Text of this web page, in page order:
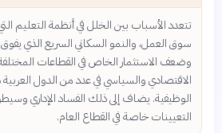
تتعدد الأسباب بين الخلل في أنظمة التعليم
سوق العمل، والنمو السكاني السريع الذي
وضعف الاستثمار الخاص في القطاعات
الاقتصادي والسياسي في عدد من الدول العربية
الوظيفية. يضاف إلى ذلك الفساد الإداري
التعيينات خاصة في القطاع العام.